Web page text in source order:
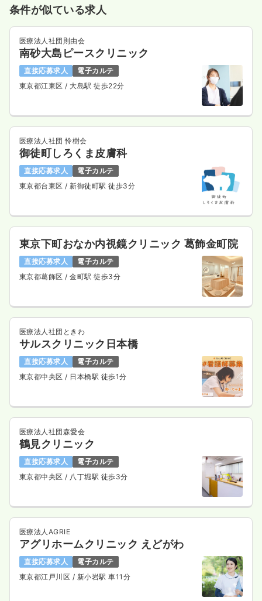
条件が似ている求人
医療法人社団則由会
南砂大島ピースクリニック
直接応募求人
電子カルテ
東京都江東区/ 大島駅 徒歩22分
医療法人社団 怜樹会
御徒町しろくま皮膚科
直接応募求人
電子カルテ
東京都台東区/ 新御徒町駅 徒歩3分
東京下町おなか内視鏡クリニック 葛飾金町院
直接応募求人
電子カルテ
東京都葛飾区/ 金町駅 徒歩3分
医療法人社団ときわ
サルスクリニック日本橋
直接応募求人
電子カルテ
東京都中央区/ 日本橋駅 徒歩1分
医療法人社団森愛会
鶴見クリニック
直接応募求人
電子カルテ
東京都中央区/ 八丁堀駅 徒歩3分
医療法人AGRIE
アグリホームクリニック えどがわ
直接応募求人
電子カルテ
東京都江戸川区 / 新小岩駅 車11分